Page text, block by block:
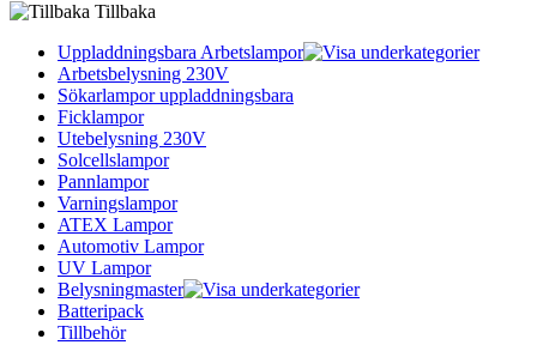
Tillbaka
Uppladdningsbara Arbetslampor
Arbetsbelysning 230V
Sökarlampor uppladdningsbara
Ficklampor
Utebelysning 230V
Solcellslampor
Pannlampor
Varningslampor
ATEX Lampor
Automotiv Lampor
UV Lampor
Belysningmaster
Batteripack
Tillbehör